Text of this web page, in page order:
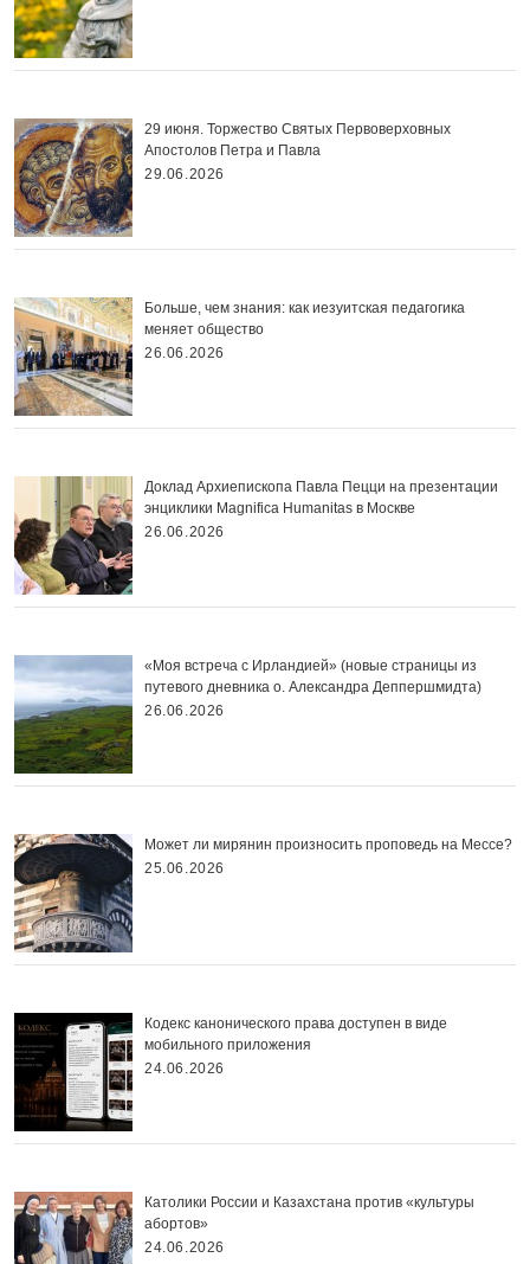
29 июня. Торжество Святых Первоверховных
Апостолов Петра и Павла
29.06.2026
Больше, чем знания: как иезуитская педагогика
меняет общество
26.06.2026
Доклад Архиепископа Павла Пецци на презентации
энциклики Magnifica Нumanitas в Москве
26.06.2026
«Моя встреча с Ирландией» (новые страницы из
путевого дневника о. Александра Деппершмидта)
26.06.2026
Может ли мирянин произносить проповедь на Мессе?
25.06.2026
Кодекс канонического права доступен в виде
мобильного приложения
24.06.2026
Католики России и Казахстана против «культуры
абортов»
24.06.2026